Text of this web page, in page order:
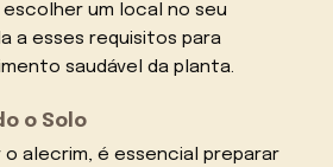
um local no seu
a esses requisitos para
saudável da planta.
o Solo
alecrim, é essencial preparar